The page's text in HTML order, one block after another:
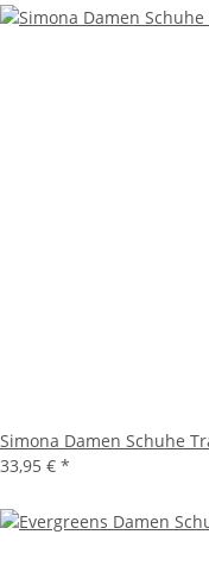
Simona Damen Schuhe
33,95 € *